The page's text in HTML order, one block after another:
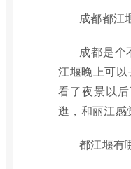
成都都江
成都是个
江堰晚上可以
看了夜景以
逛，和丽江感
都江堰有